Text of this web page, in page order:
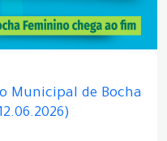
Municipal de Bocha